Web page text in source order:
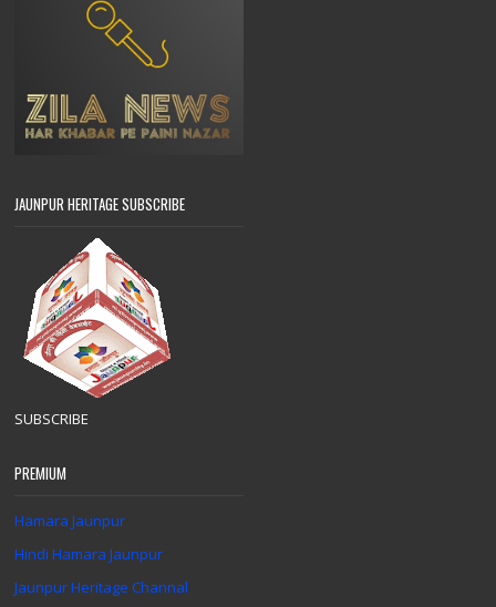
JAUNPUR HERITAGE SUBSCRIBE
SUBSCRIBE
PREMIUM
Hamara Jaunpur
Hindi Hamara Jaunpur
Jaunpur Heritage Channal